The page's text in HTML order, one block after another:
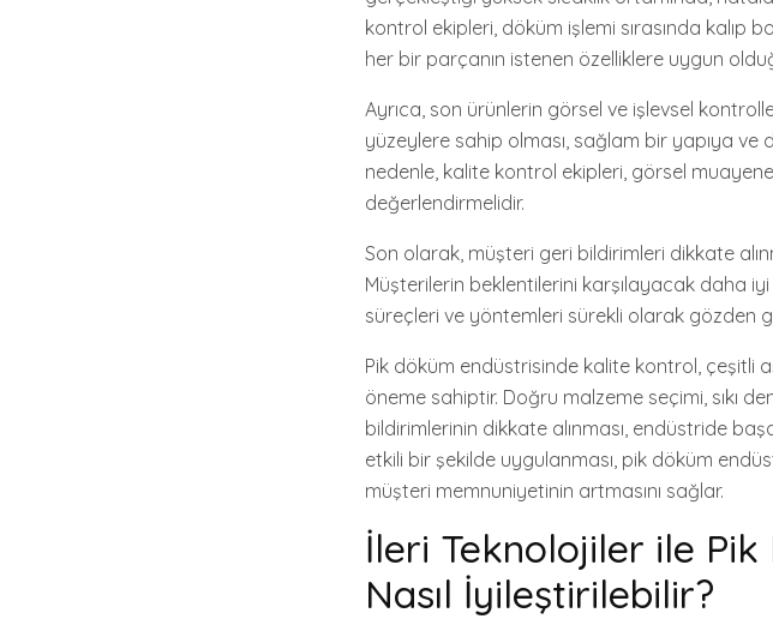
kontrol ekipleri, döküm işlemi sırasında kalıp
her bir parçanın istenen özelliklere uygun
Ayrıca, son ürünlerin görsel ve işlevsel
yüzeylere sahip olması, sağlam bir yapıya
nedenle, kalite kontrol ekipleri, görsel
değerlendirmelidir.
Son olarak, müşteri geri bildirimleri dikkate
Müşterilerin beklentilerini karşılayacak daha
süreçleri ve yöntemleri sürekli olarak gözden
Pik döküm endüstrisinde kalite kontrol,
öneme sahiptir. Doğru malzeme seçimi, sıkı
bildirimlerinin dikkate alınması, endüstride
etkili bir şekilde uygulanması, pik döküm
müşteri memnuniyetinin artmasını sağlar.
İleri Teknolojiler ile
Nasıl İyileştirilebilir?